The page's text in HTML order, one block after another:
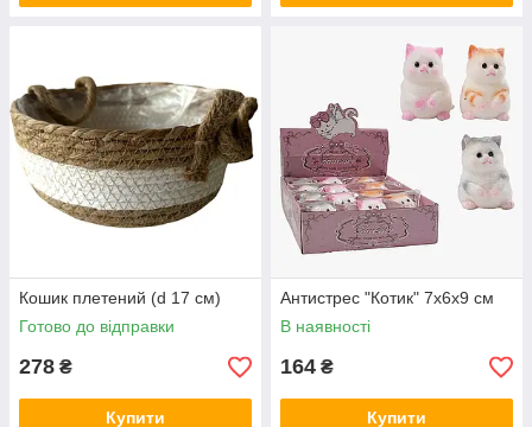
Кошик плетений (d 17 см)
Готово до відправки
278 ₴
Купити
Антистрес "Котик" 7х6х9 см
В наявності
164 ₴
Купити